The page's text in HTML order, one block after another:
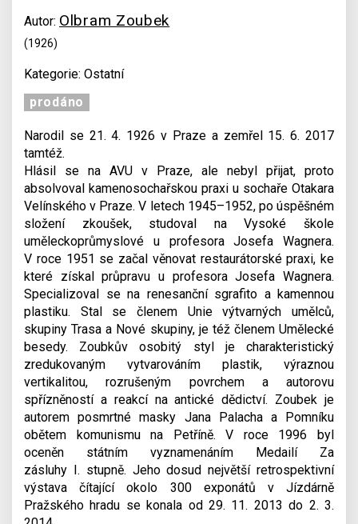
Autor: Olbram Zoubek
(1926)
Kategorie: Ostatní
prodáno
Narodil se 21. 4. 1926 v Praze a zemřel 15. 6. 2017
tamtéž.
Hlásil se na AVU v Praze, ale nebyl přijat, proto
absolvoval kamenosochařskou praxi u sochaře Otakara
Velínského v Praze. V letech 1945–1952, po úspěšném
složení zkoušek, studoval na Vysoké škole
uměleckoprůmyslové u profesora Josefa Wagnera.
V roce 1951 se začal věnovat restaurátorské praxi, ke
které získal průpravu u profesora Josefa Wagnera.
Specializoval se na renesanční sgrafito a kamennou
plastiku. Stal se členem Unie výtvarných umělců,
skupiny Trasa a Nové skupiny, je též členem Umělecké
besedy. Zoubkův osobitý styl je charakteristický
zredukovaným vytvarováním plastik, výraznou
vertikalitou, rozrušeným povrchem a autorovu
spřízněností a reakcí na antické dědictví. Zoubek je
autorem posmrtné masky Jana Palacha a Pomníku
obětem komunismu na Petříně. V roce 1996 byl
oceněn státním vyznamenáním Medailí Za
zásluhy I. stupně. Jeho dosud největší retrospektivní
výstava čítající okolo 300 exponátů v Jízdárně
Pražského hradu se konala od 29. 11. 2013 do 2. 3.